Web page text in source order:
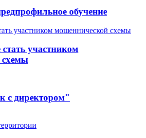
обучение
участником
с директором"